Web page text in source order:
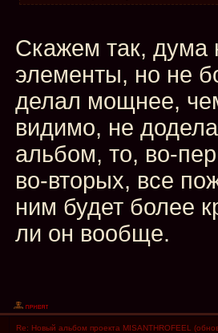
Скажем так, дума
элементы, но не
делал мощнее,
видимо, не
альбом, то, во-
во-вторых, все
ним будет более
ли он вообще.
Re: Новый альбом проекта MISANTHROFEEL